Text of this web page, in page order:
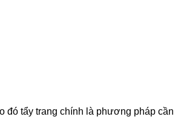
đó tẩy trang chính là phương pháp cần